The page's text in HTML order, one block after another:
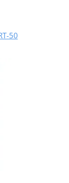
50